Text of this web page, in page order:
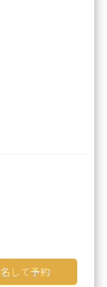
して予約